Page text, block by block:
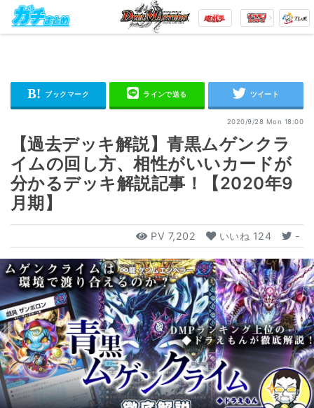
2020/9/28 Mon 18:00
【過去デッキ解説】青黒ムゲンクラ
イムの回し方、相性がいいカードが
分かるデッキ解説記事！【2020年9
月期】
PV 7,202 いいね 124 -